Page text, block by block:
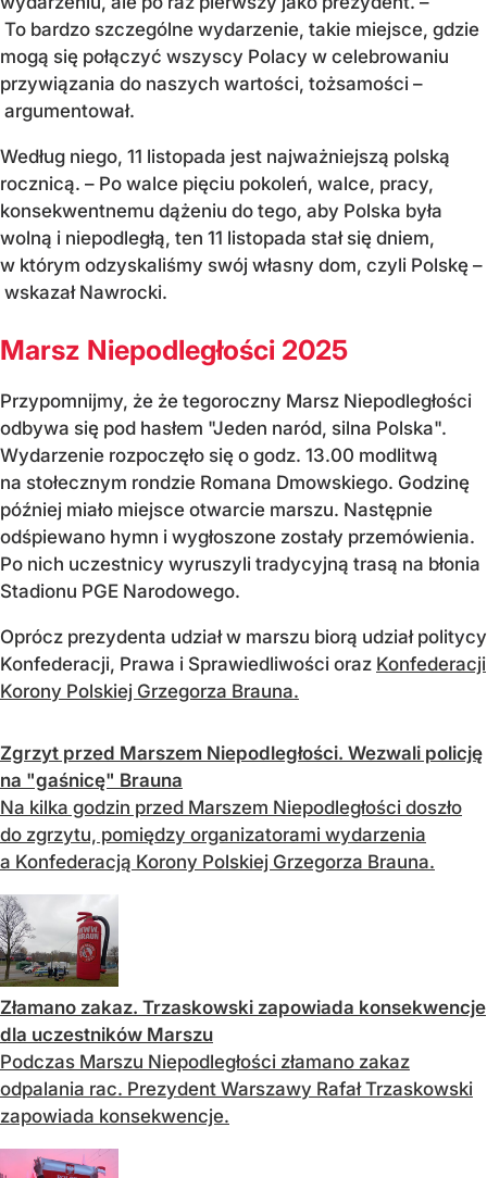
To bardzo szczególne wydarzenie, takie miejsce, gdzie
mogą się połączyć wszyscy Polacy w celebrowaniu
przywiązania do naszych wartości, tożsamości –
argumentował.
Według niego, 11 listopada jest najważniejszą polską
rocznicą. – Po walce pięciu pokoleń, walce, pracy,
konsekwentnemu dążeniu do tego, aby Polska była
wolną i niepodległą, ten 11 listopada stał się dniem,
w którym odzyskaliśmy swój własny dom, czyli Polskę –
wskazał Nawrocki.
Marsz Niepodległości 2025
Przypomnijmy, że że tegoroczny Marsz Niepodległości
odbywa się pod hasłem "Jeden naród, silna Polska".
Wydarzenie rozpoczęło się o godz. 13.00 modlitwą
na stołecznym rondzie Romana Dmowskiego. Godzinę
później miało miejsce otwarcie marszu. Następnie
odśpiewano hymn i wygłoszone zostały przemówienia.
Po nich uczestnicy wyruszyli tradycyjną trasą na błonia
Stadionu PGE Narodowego.
Oprócz prezydenta udział w marszu biorą udział politycy
Konfederacji, Prawa i Sprawiedliwości oraz Konfederacji
Korony Polskiej Grzegorza Brauna.
Zgrzyt przed Marszem Niepodległości. Wezwali policję
na "gaśnicę" Brauna
Na kilka godzin przed Marszem Niepodległości doszło
do zgrzytu, pomiędzy organizatorami wydarzenia
a Konfederacją Korony Polskiej Grzegorza Brauna.
Złamano zakaz. Trzaskowski zapowiada konsekwencje
dla uczestników Marszu
Podczas Marszu Niepodległości złamano zakaz
odpalania rac. Prezydent Warszawy Rafał Trzaskowski
zapowiada konsekwencje.